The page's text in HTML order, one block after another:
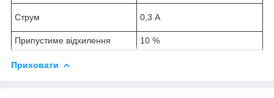
Струм 0,3 A
Припустиме відхилення 10 %
Приховати